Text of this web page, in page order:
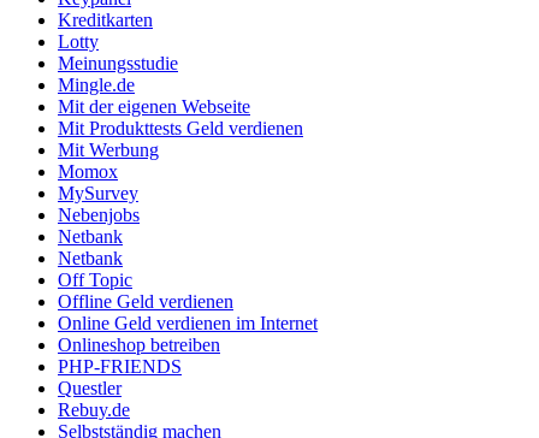
Kreditkarten
Lotty
Meinungsstudie
Mingle.de
Mit der eigenen Webseite
Mit Produkttests Geld verdienen
Mit Werbung
Momox
MySurvey
Nebenjobs
Netbank
Netbank
Off Topic
Offline Geld verdienen
Online Geld verdienen im Internet
Onlineshop betreiben
PHP-FRIENDS
Questler
Rebuy.de
Selbstständig machen